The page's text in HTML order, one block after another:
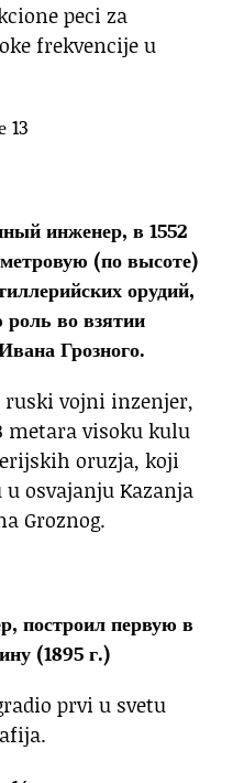
peci za
frekvencije u
инженер, в 1552
(по высоте)
орудий,
во взятии
Грозного.
ruski vojni inzenjer,
metara visoku kulu
oruzja, koji
osvajanju Kazanja
Groznog.
построил первую в
(1895 г.)
prvi u svetu